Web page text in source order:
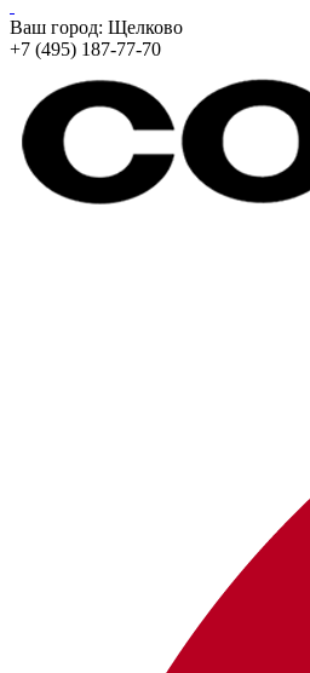
Ваш город: Щелково
+7 (495) 187-77-70